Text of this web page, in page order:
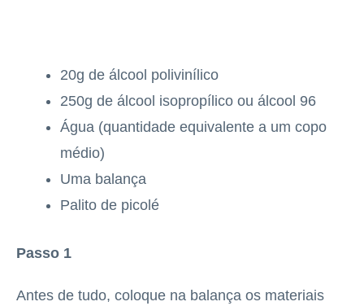
20g de álcool polivinílico
250g de álcool isopropílico ou álcool 96
Água (quantidade equivalente a um copo
médio)
Uma balança
Palito de picolé
Passo 1
Antes de tudo, coloque na balança os materiais